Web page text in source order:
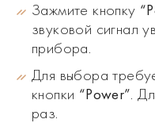
Зажмите кнопку
звуковой сигнал
прибора.
Для выбора
кнопки “Рower”.
раз.